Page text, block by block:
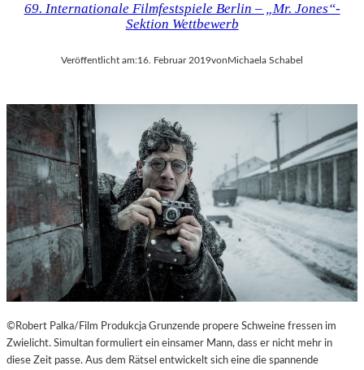
69. Internationale Filmfestspiele Berlin – „Mr. Jones“-
Sektion Wettbewerb
Veröffentlicht am:16. Februar 2019vonMichaela Schabel
©Robert Palka/Film Produkcja Grunzende propere Schweine fressen im
Zwielicht. Simultan formuliert ein einsamer Mann, dass er nicht mehr in
diese Zeit passe. Aus dem Rätsel entwickelt sich eine die spannende